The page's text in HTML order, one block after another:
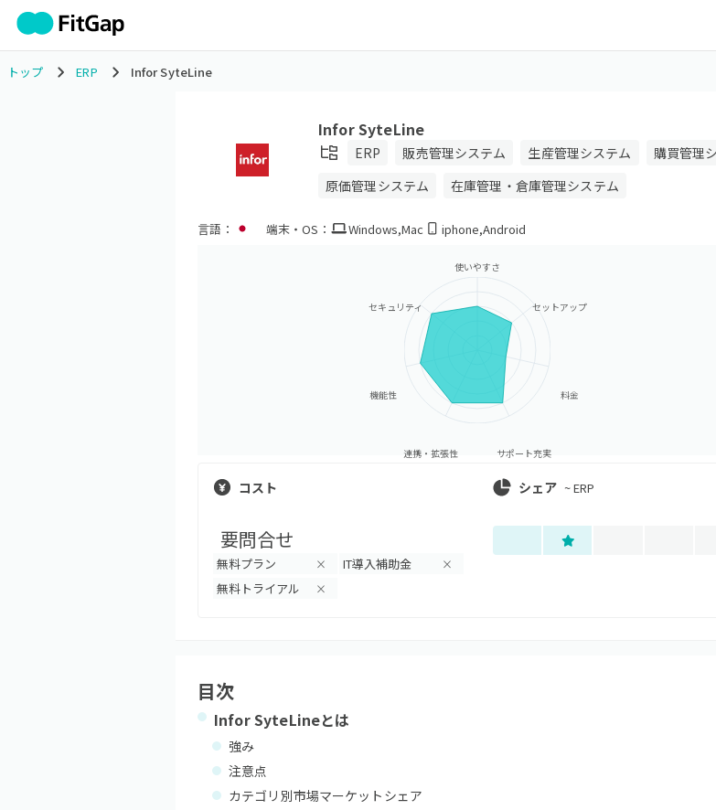
トップ ERP Infor SyteLine
Infor SyteLine
ERP 販売管理システム 生産管理システム 購買管理
原価管理システム
在庫管理・倉庫管理システム
言語： 端末・OS： Windows,Mac iphone,Android
使いやすさ
セットアップ
料金
サポート充実
連携・拡張性
機能性
セキュリティ
コスト
要問合せ
無料プラン × IT導入補助金 ×
無料トライアル ×
シェア ~ERP
目次
Infor SyteLineとは
強み
注意点
カテゴリ別市場マーケットシェア